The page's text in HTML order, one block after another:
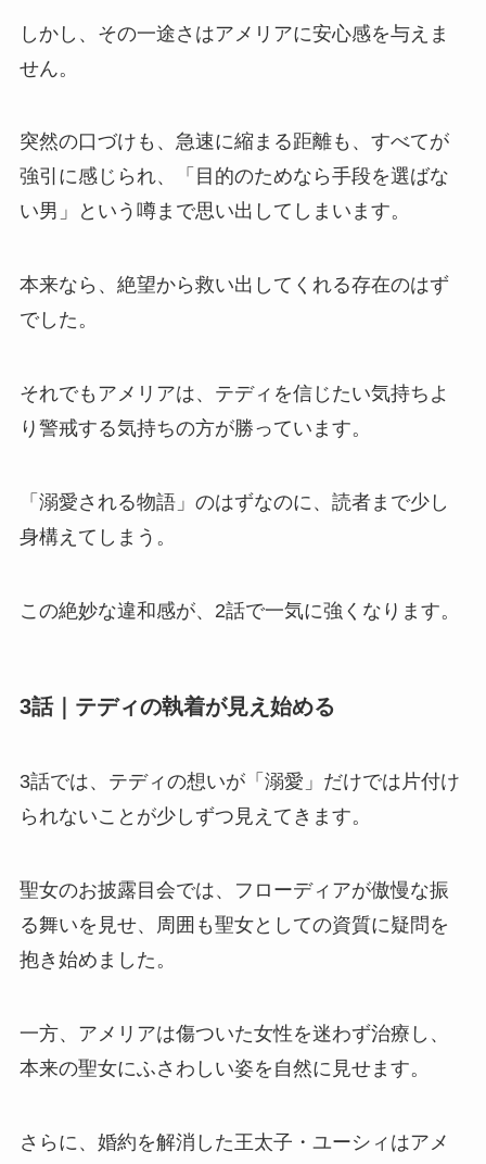
しかし、その一途さはアメリアに安心感を与えま
せん。
突然の口づけも、急速に縮まる距離も、すべてが
強引に感じられ、「目的のためなら手段を選ばな
い男」という噂まで思い出してしまいます。
本来なら、絶望から救い出してくれる存在のはず
でした。
それでもアメリアは、テディを信じたい気持ちよ
り警戒する気持ちの方が勝っています。
「溺愛される物語」のはずなのに、読者まで少し
身構えてしまう。
この絶妙な違和感が、2話で一気に強くなります。
3話｜テディの執着が見え始める
3話では、テディの想いが「溺愛」だけでは片付け
られないことが少しずつ見えてきます。
聖女のお披露目会では、フローディアが傲慢な振
る舞いを見せ、周囲も聖女としての資質に疑問を
抱き始めました。
一方、アメリアは傷ついた女性を迷わず治療し、
本来の聖女にふさわしい姿を自然に見せます。
さらに、婚約を解消した王太子・ユーシィはアメ